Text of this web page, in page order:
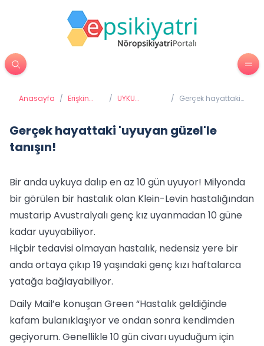
Anasayfa / Erişkin
/ UYKU
/ Gerçek hayattaki
Gerçek hayattaki 'uyuyan güzel'le
tanışın!
Bir anda uykuya dalıp en az 10 gün uyuyor! Milyonda
bir görülen bir hastalık olan Klein-Levin hastalığından
mustarip Avustralyalı genç kız uyanmadan 10 güne
kadar uyuyabiliyor.
Hiçbir tedavisi olmayan hastalık, nedensiz yere bir
anda ortaya çıkıp 19 yaşındaki genç kızı haftalarca
yatağa bağlayabiliyor.
Daily Mail’e konuşan Green “Hastalık geldiğinde
kafam bulanıklaşıyor ve ondan sonra kendimden
geçiyorum. Genellikle 10 gün civarı uyuduğum için